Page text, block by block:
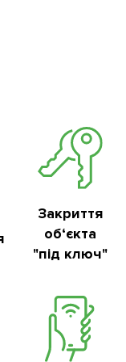
Закриття
об‘єкта
"під ключ"